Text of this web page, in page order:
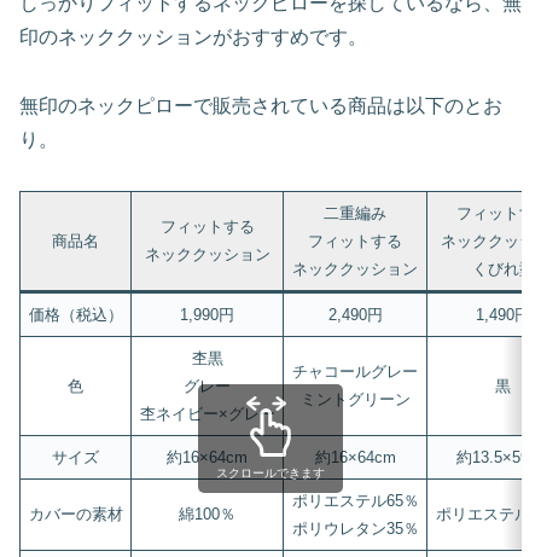
印のネッククッションがおすすめです。
無印のネックピローで販売されている商品は以下のとお
り。
商品名
フィットする
ネッククッション
二重編み
フィットする
ネッククッション
フィットす
ネッククッシ
くびれ型
価格（税込） 1,990円 2,490円 1,490円
色
杢黒
グレー
杢ネイビー×グレー
チャコールグレー
ミントグリーン
黒
サイズ 約16×64cm 約16×64cm 約
カバーの素材 綿100％
ポリエステル65％
ポリウレタン35％
ポリエステル
スクロールできます